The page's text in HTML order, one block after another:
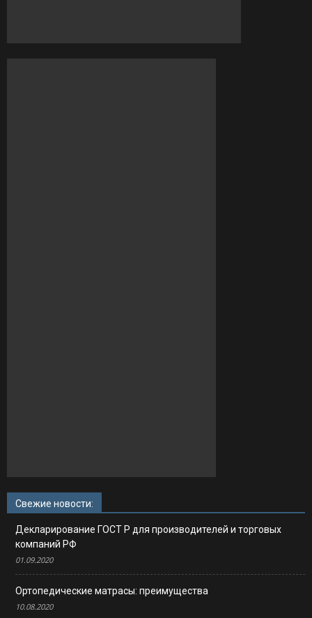
Свежие новости:
Декларирование ГОСТ Р для производителей и торговых
компаний РФ
01.09.2020
Ортопедические матрасы: преимущества
10.08.2020